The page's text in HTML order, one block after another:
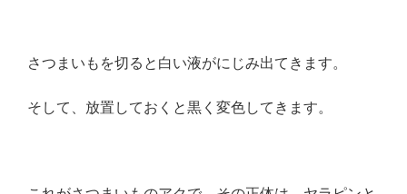
さつまいもを切ると白い液がにじみ出てきます。
そして、放置しておくと黒く変色してきます。